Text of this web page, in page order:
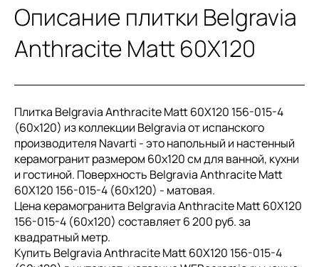
Описание плитки Belgravia
Anthracite Matt 60X120
Плитка Belgravia Anthracite Matt 60X120 156-015-4
(60x120) из коллекции Belgravia от испанского
производителя Navarti - это напольный и настенный
керамогранит размером 60x120 см для ванной, кухни
и гостиной. Поверхность Belgravia Anthracite Matt
60X120 156-015-4 (60x120) - матовая.
Цена керамогранита Belgravia Anthracite Matt 60X120
156-015-4 (60x120) составляет 6 200 руб. за
квадратный метр.
Купить Belgravia Anthracite Matt 60X120 156-015-4